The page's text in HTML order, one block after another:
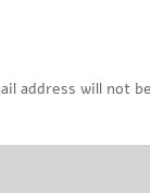
address will not